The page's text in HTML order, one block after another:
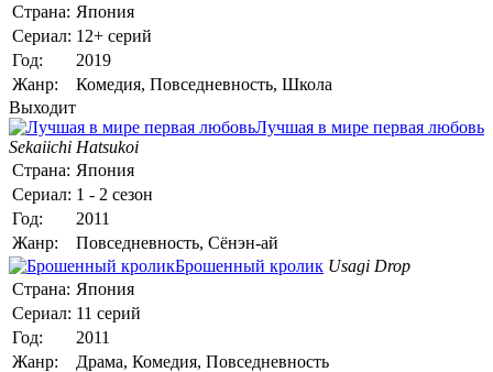
Страна: Япония
Сериал: 12+ серий
Год:
2019
Жанр:
Комедия, Повседневность, Школа
Выходит
Лучшая в мире первая любовь
Sekaiichi Hatsukoi
Страна: Япония
Сериал: 1 - 2 сезон
Год:
2011
Жанр:
Повседневность, Сёнэн-ай
Брошенный кролик Usagi Drop
Страна: Япония
Сериал: 11 серий
Год:
2011
Жанр:
Драма, Комедия, Повседневность